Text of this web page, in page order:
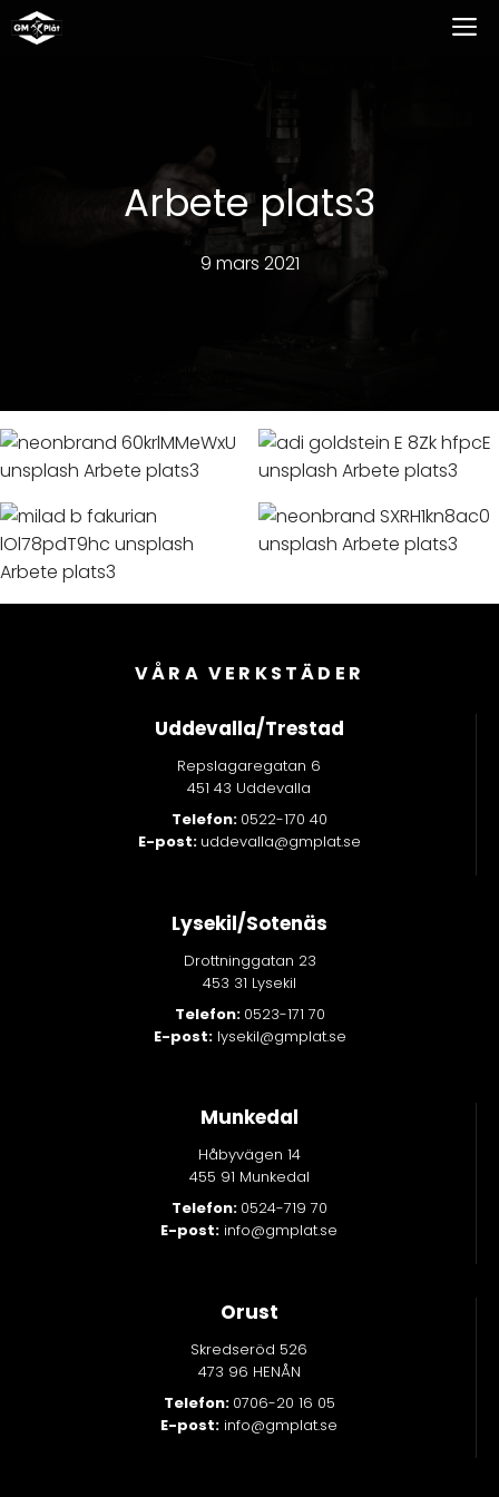
Hoppa
till
Arbete plats3
9 mars 2021
VÅRA VERKSTÄDER
Uddevalla/Trestad
Repslagaregatan 6
451 43 Uddevalla
Telefon: 0522-170 40
E-post: uddevalla@gmplat.se
Lysekil/Sotenäs
Drottninggatan 23
453 31 Lysekil
Telefon: 0523-171 70
E-post:lysekil@gmplat.se
Munkedal
Håbyvägen 14
455 91 Munkedal
Telefon: 0524-719 70
E-post: info@gmplat.se
Orust
Skredseröd 526
473 96 HENÅN
Telefon: 0706-20 16 05
E-post: info@gmplat.se